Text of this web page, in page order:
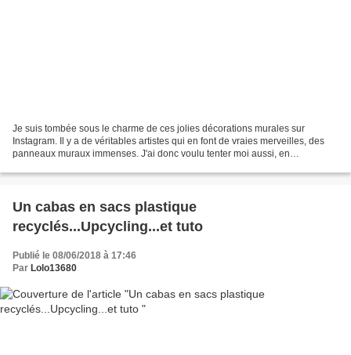
Je suis tombée sous le charme de ces jolies décorations murales sur
Instagram. Il y a de véritables artistes qui en font de vraies merveilles, des
panneaux muraux immenses. J'ai donc voulu tenter moi aussi, en
Un cabas en sacs plastique
recyclés...Upcycling...et tuto
Publié le 08/06/2018 à 17:46
Par Lolo13680